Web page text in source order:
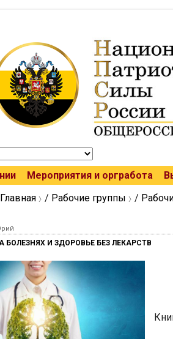
Мероприятия и оргработа
Главная / Рабочие группы /
БОЛЕЗНЯХ И ЗДОРОВЬЕ БЕЗ ЛЕКАРСТВ